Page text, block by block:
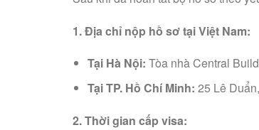
1. Địa chỉ nộp hồ sơ tại Việt Nam:
Tại Hà Nội: Tòa nhà Central
Tại TP. Hồ Chí Minh: 25 Lê
2. Thời gian cấp visa: